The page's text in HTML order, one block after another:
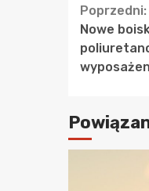
Poprzedni:
Nowe